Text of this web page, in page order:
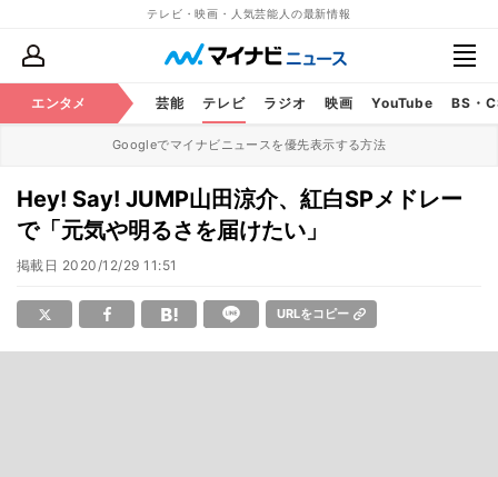
テレビ・映画・人気芸能人の最新情報
エンタメ 芸能 テレビ ラジオ 映画 YouTube BS・
Googleでマイナビニュースを優先表示する方法
Hey! Say! JUMP山田涼介、紅白SPメドレー
で「元気や明るさを届けたい」
掲載日 2020/12/29 11:51
URLをコピー